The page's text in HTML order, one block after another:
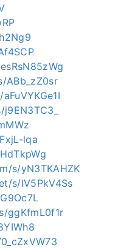
ABb_zZ0sr
lqa
s/yN3TKAHZK
s/IV5PkV4Ss
ggKfmL0f1r